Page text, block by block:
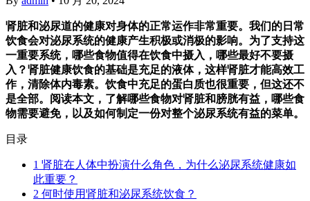
肾脏和泌尿道的健康对身体的正常运作非常重要。我们的日常
饮食会对泌尿系统的健康产生积极或消极的影响。为了支持这
一重要系统，哪些食物值得在饮食中摄入，哪些最好不要摄
入？肾脏健康饮食的基础是充足的液体，这样肾脏才能高效工
作，清除体内毒素。饮食中充足的蛋白质也很重要，但这还不
是全部。阅读本文，了解哪些食物对肾脏和膀胱有益，哪些食
物需要避免，以及如何制定一份对整个泌尿系统有益的菜单。
目录
1 肾脏在人体中扮演什么角色，为什么泌尿系统健康如
此重要？
2 何时使用肾脏和泌尿系统饮食？